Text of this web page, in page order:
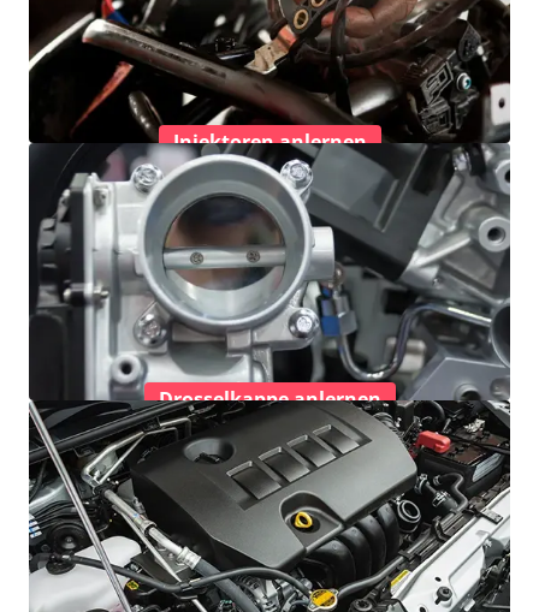
Injektoren anlernen
Drosselkappe anlernen